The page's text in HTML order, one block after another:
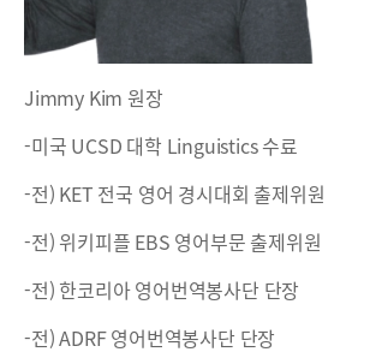
Jimmy Kim 원장
-미국 UCSD 대학 Linguistics 수료
-전) KET 전국 영어 경시대회 출제위원
-전) 위키피플 EBS 영어부문 출제위원
-전) 한코리아 영어번역봉사단 단장
-전) ADRF 영어번역봉사단 단장